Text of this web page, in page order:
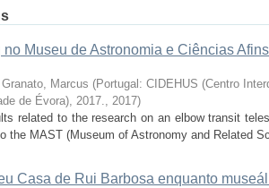
Museu de Astronomia e Ciências
Granato, Marcus (Portugal: CIDEHUS (Centro
de Évora), 2017., 2017)
related to the research on an elbow transit
the MAST (Museum of Astronomy and Related
Casa de Rui Barbosa enquanto